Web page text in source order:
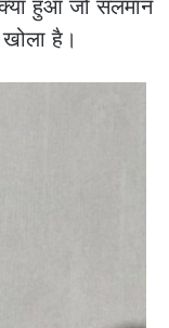
हुआ जो सलमान
है।